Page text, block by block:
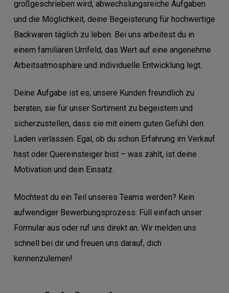
großgeschrieben wird, abwechslungsreiche Aufgaben
und die Möglichkeit, deine Begeisterung für hochwertige
Backwaren täglich zu leben. Bei uns arbeitest du in
einem familiären Umfeld, das Wert auf eine angenehme
Arbeitsatmosphäre und individuelle Entwicklung legt.
Deine Aufgabe ist es, unsere Kunden freundlich zu
beraten, sie für unser Sortiment zu begeistern und
sicherzustellen, dass sie mit einem guten Gefühl den
Laden verlassen. Egal, ob du schon Erfahrung im Verkauf
hast oder Quereinsteiger bist – was zählt, ist deine
Motivation und dein Einsatz.
Möchtest du ein Teil unseres Teams werden? Kein
aufwendiger Bewerbungsprozess: Füll einfach unser
Formular aus oder ruf uns direkt an. Wir melden uns
schnell bei dir und freuen uns darauf, dich
kennenzulernen!